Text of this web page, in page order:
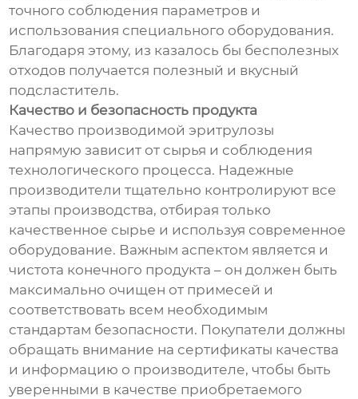
точного соблюдения параметров и
использования специального оборудования.
Благодаря этому, из казалось бы бесполезных
отходов получается полезный и вкусный
подсластитель.
Качество и безопасность продукта
Качество производимой эритрулозы
напрямую зависит от сырья и соблюдения
технологического процесса. Надежные
производители тщательно контролируют все
этапы производства, отбирая только
качественное сырье и используя современное
оборудование. Важным аспектом является и
чистота конечного продукта – он должен быть
максимально очищен от примесей и
соответствовать всем необходимым
стандартам безопасности. Покупатели должны
обращать внимание на сертификаты качества
и информацию о производителе, чтобы быть
уверенными в качестве приобретаемого